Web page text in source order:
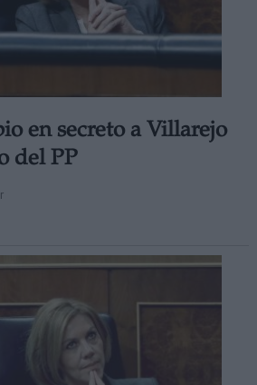
en secreto a Villarejo
del PP